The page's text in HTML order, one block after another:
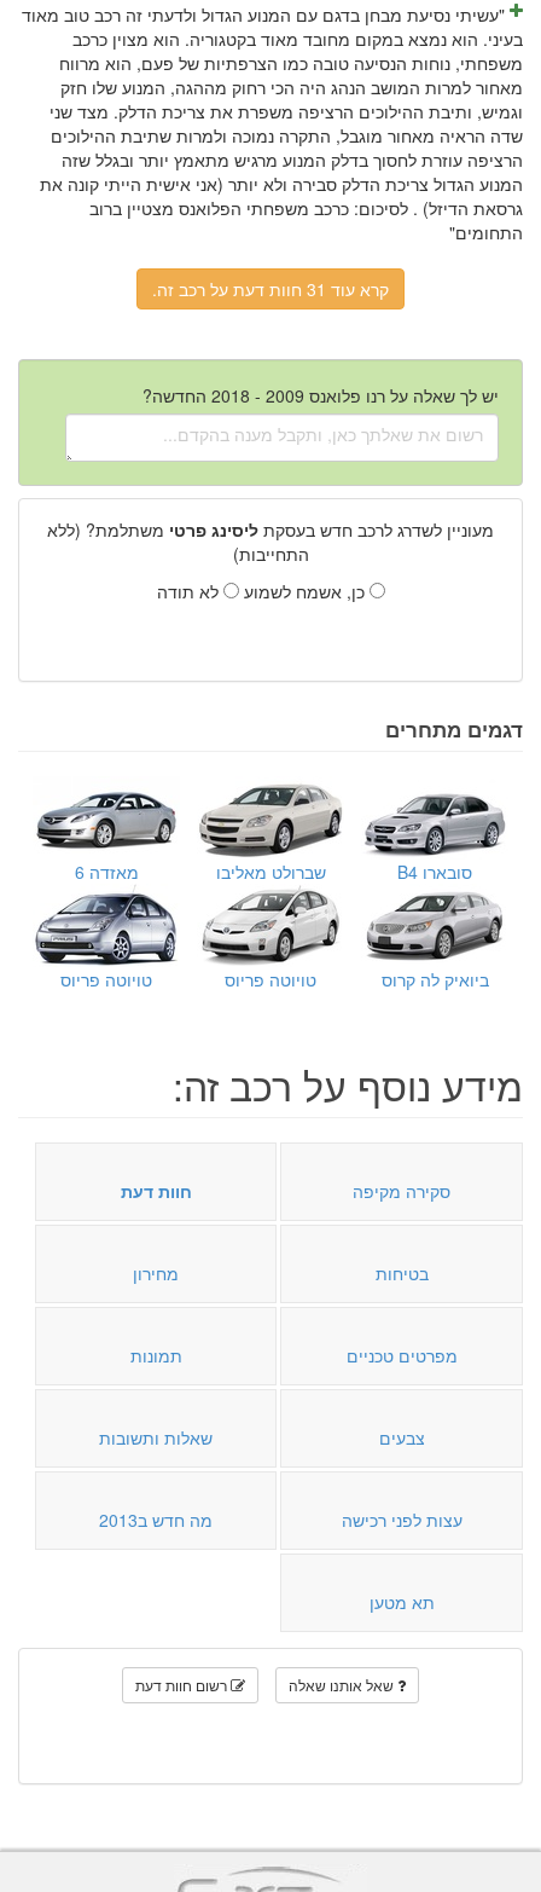
"עשיתי נסיעת מבחן בדגם עם המנוע הגדול ולדעתי זה רכב טוב מאוד
בעיני. הוא נמצא במקום מחובד מאוד בקטגוריה. הוא מצוין כרכב
משפחתי, נוחות הנסיעה טובה כמו הצרפתיות של פעם, הוא מרווח
מאחור למרות המושב הנהג היה הכי רחוק מההגה, המנוע שלו חזק
וגמיש, ותיבת ההילוכים הרציפה משפרת את צריכת הדלק. מצד שני
שדה הראיה מאחור מוגבל, התקרה נמוכה ולמרות שתיבת ההילוכים
הרציפה עוזרת לחסוך בדלק המנוע מרגיש מתאמץ יותר ובגלל שזה
המנוע הגדול צריכת הדלק סבירה ולא יותר (אני אישית הייתי קונה את
גרסאת הדיזל) . לסיכום: כרכב משפחתי הפלואנס מצטיין ברוב
התחומים"
קרא עוד 31 חוות דעת על רכב זה.
יש לך שאלה על רנו פלואנס 2009 - 2018 החדשה?
מעוניין לשדרג לרכב חדש בעסקת ליסינג פרטי משתלמת? (ללא
התחייבות)
כן, אשמח לשמוע
לא תודה
דגמים מתחרים
סובארו B4 שברולט מאליבו מאזדה 6
ביואיק לה קרוס טויוטה פריוס טויוטה פריוס
מידע נוסף על רכב זה:
סקירה מקיפה חוות דעת
בטיחות מחירון
מפרטים טכניים תמונות
צבעים שאלות ותשובות
עצות לפני רכישה מה חדש ב2013
תא מטען
שאל אותנו שאלה רשום חוות דעת